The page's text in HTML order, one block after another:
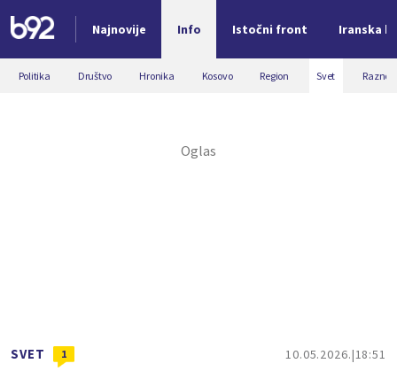
Najnovije Info Istočni front Iranska
Nova vest
Politika Društvo Hronika Kosovo Region Svet Razno
SVET 1 10.05.2026. 18:51